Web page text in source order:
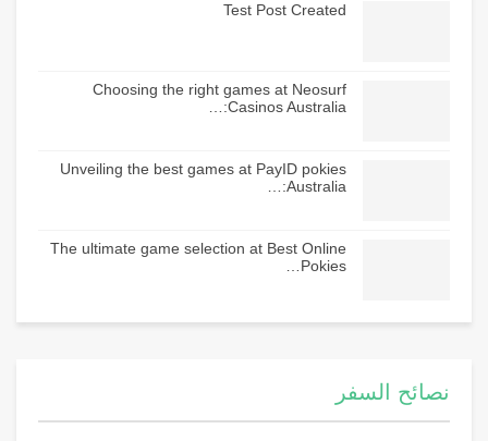
Test Post Created
Choosing the right games at Neosurf
Casinos Australia:…
Unveiling the best games at PayID pokies
Australia:…
The ultimate game selection at Best Online
Pokies…
نصائح السفر